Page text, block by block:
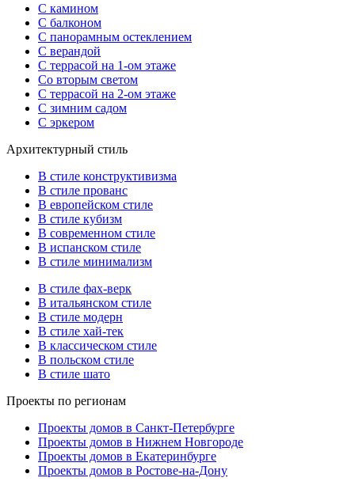
С камином
С балконом
С панорамным остеклением
С верандой
С террасой на 1-ом этаже
Со вторым светом
С террасой на 2-ом этаже
С зимним садом
С эркером
Архитектурный стиль
В стиле конструктивизма
В стиле прованс
В европейском стиле
В стиле кубизм
В современном стиле
В испанском стиле
В стиле минимализм
В стиле фах-верк
В итальянском стиле
В стиле модерн
В стиле хай-тек
В классическом стиле
В польском стиле
В стиле шато
Проекты по регионам
Проекты домов в Санкт-Петербурге
Проекты домов в Нижнем Новгороде
Проекты домов в Екатеринбурге
Проекты домов в Ростове-на-Дону